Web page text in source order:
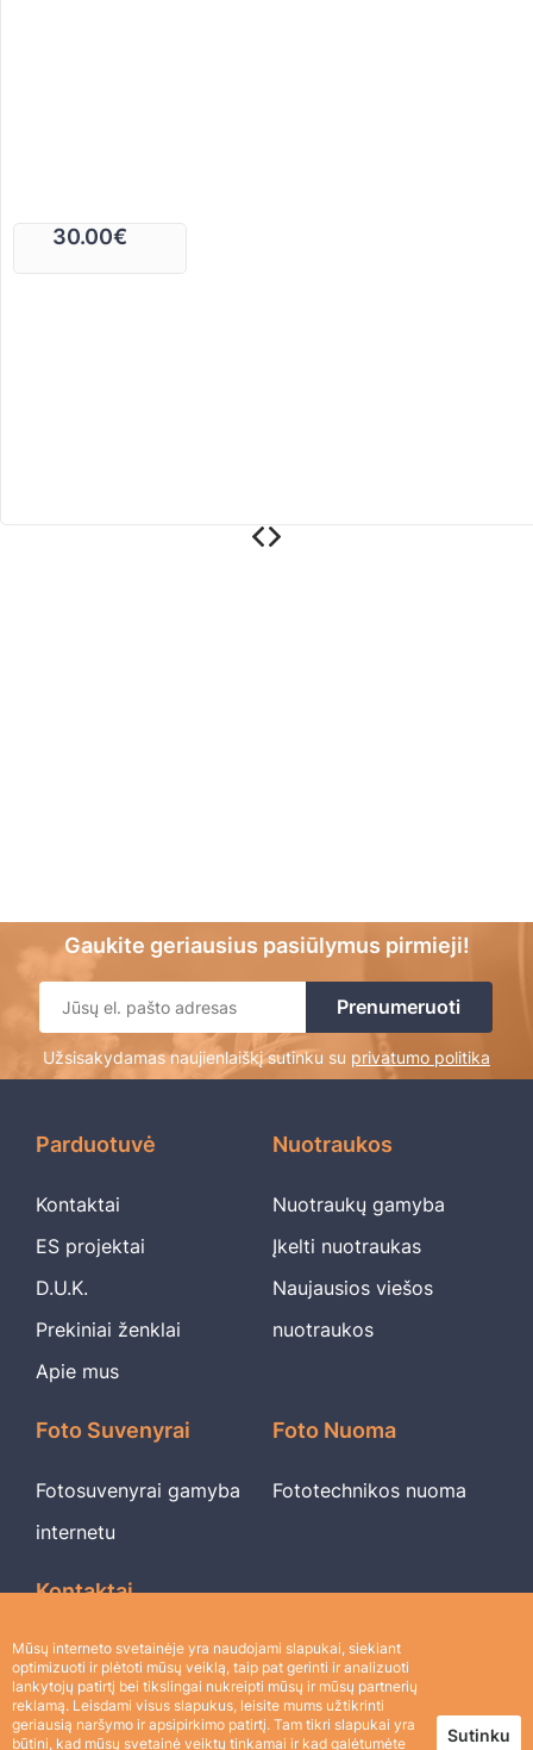
30.00€
Gaukite geriausius pasiūlymus pirmieji!
Užsisakydamas naujienlaiškį sutinku su privatumo politika
Parduotuvė
Kontaktai
ES projektai
D.U.K.
Prekiniai ženklai
Apie mus
Nuotraukos
Nuotraukų gamyba
Įkelti nuotraukas
Naujausios viešos
nuotraukos
Foto Suvenyrai
Fotosuvenyrai gamyba
internetu
Foto Nuoma
Fototechnikos nuoma
Kontaktai
UAB ADDMORE
Įmonės kodas: 305025925
PVM mokėtojo kodas: LT100012296914
Buveinės adresas: Taikos pr. 17, Klaipėda LT-91140
Mūsų interneto svetainėje yra naudojami slapukai, siekiant
optimizuoti ir plėtoti mūsų veiklą, taip pat gerinti ir analizuoti
lankytojų patirtį bei tikslingai nukreipti mūsų ir mūsų partnerių
reklamą. Leisdami visus slapukus, leisite mums užtikrinti
geriausią naršymo ir apsipirkimo patirtį. Tam tikri slapukai yra
būtini, kad mūsų svetainė veiktų tinkamai ir kad galėtumėte
Sutinku